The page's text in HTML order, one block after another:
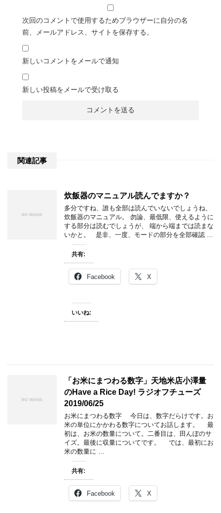
次回のコメントで使用するためブラウザーに自分の名
前、メールアドレス、サイトを保存する。
新しいコメントをメールで通知
新しい投稿をメールで受け取る
関連記事
炊飯器のマニュアル読んでますか？
多分ですね、誰も全部は読んでいないでしょうね、
炊飯器のマニュアル。 勿論、最低限、使えるように
する部分は読むでしょうが、 端から端までは読まな
いかと。 是非、一度、モードの部分を全部確認 …
共有:
Facebook X
いいね:
「お米にまつわる数字」天地米店小澤量
のHave a Rice Day! ラジオフチューズ
2019/06/25
お米にまつわる数字 今日は、数字だらけです。お
米の単位にかかわる数字についてお話します。 最
初は、お米の数量について。二番目は、田んぼのサ
イズ。最後に収量についてです。 では、最初にお
米の数量に …
共有:
Facebook X